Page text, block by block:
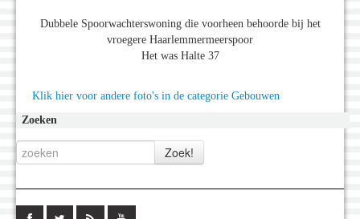
Dubbele Spoorwachterswoning die voorheen behoorde bij het
vroegere Haarlemmermeerspoor
Het was Halte 37
Klik hier voor andere foto's in de categorie Gebouwen
Zoeken